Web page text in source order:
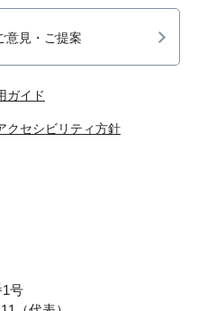
意見・ご提案
ガイド
クセシビリティ方針
号